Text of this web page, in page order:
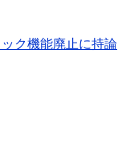
ク機能廃止に持論